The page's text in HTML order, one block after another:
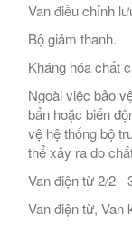
Van điều chỉnh
Bộ giảm thanh.
Kháng hóa chất
Ngoài việc bảo
bẩn hoặc biến
vệ hệ thống bộ
thể xảy ra do
Van điện từ 2/2 -
Van điện từ, Van